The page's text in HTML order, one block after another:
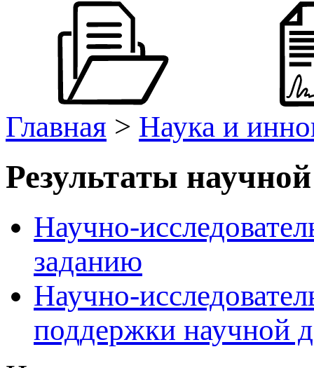
Главная > Наука и
Результаты
Научно-
заданию
Научно-
поддержки научной